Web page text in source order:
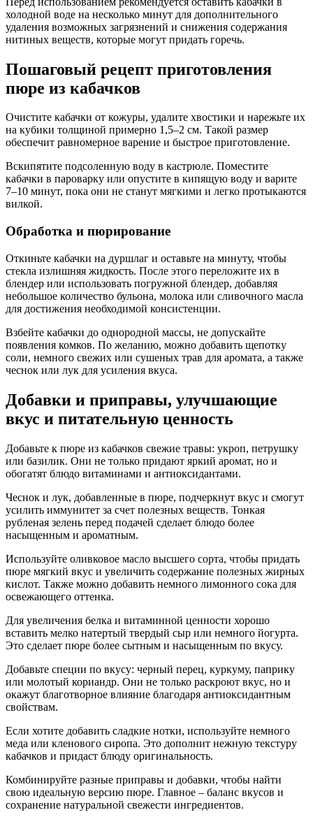
холодной воде на несколько минут для дополнительного
удаления возможных загрязнений и снижения содержания
нитиных веществ, которые могут придать горечь.
Пошаговый рецепт приготовления
пюре из кабачков
Очистите кабачки от кожуры, удалите хвостики и нарежьте их
на кубики толщиной примерно 1,5–2 см. Такой размер
обеспечит равномерное варение и быстрое приготовление.
Вскипятите подсоленную воду в кастрюле. Поместите
кабачки в пароварку или опустите в кипящую воду и варите
7–10 минут, пока они не станут мягкими и легко протыкаются
вилкой.
Обработка и пюрирование
Откиньте кабачки на дуршлаг и оставьте на минуту, чтобы
стекла излишняя жидкость. После этого переложите их в
блендер или использовать погружной блендер, добавляя
небольшое количество бульона, молока или сливочного масла
для достижения необходимой консистенции.
Взбейте кабачки до однородной массы, не допускайте
появления комков. По желанию, можно добавить щепотку
соли, немного свежих или сушеных трав для аромата, а также
чеснок или лук для усиления вкуса.
Добавки и приправы, улучшающие
вкус и питательную ценность
Добавьте к пюре из кабачков свежие травы: укроп, петрушку
или базилик. Они не только придают яркий аромат, но и
обогатят блюдо витаминами и антиоксидантами.
Чеснок и лук, добавленные в пюре, подчеркнут вкус и смогут
усилить иммунитет за счет полезных веществ. Тонкая
рубленая зелень перед подачей сделает блюдо более
насыщенным и ароматным.
Используйте оливковое масло высшего сорта, чтобы придать
пюре мягкий вкус и увеличить содержание полезных жирных
кислот. Также можно добавить немного лимонного сока для
освежающего оттенка.
Для увеличения белка и витаминной ценности хорошо
вставить мелко натертый твердый сыр или немного йогурта.
Это сделает пюре более сытным и насыщенным по вкусу.
Добавьте специи по вкусу: черный перец, куркуму, паприку
или молотый кориандр. Они не только раскроют вкус, но и
окажут благотворное влияние благодаря антиоксидантным
свойствам.
Если хотите добавить сладкие нотки, используйте немного
меда или кленового сиропа. Это дополнит нежную текстуру
кабачков и придаст блюду оригинальность.
Комбинируйте разные приправы и добавки, чтобы найти
свою идеальную версию пюре. Главное – баланс вкусов и
сохранение натуральной свежести ингредиентов.